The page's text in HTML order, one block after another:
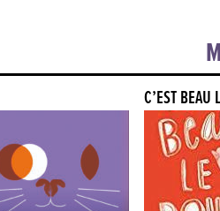
C’EST BEAU